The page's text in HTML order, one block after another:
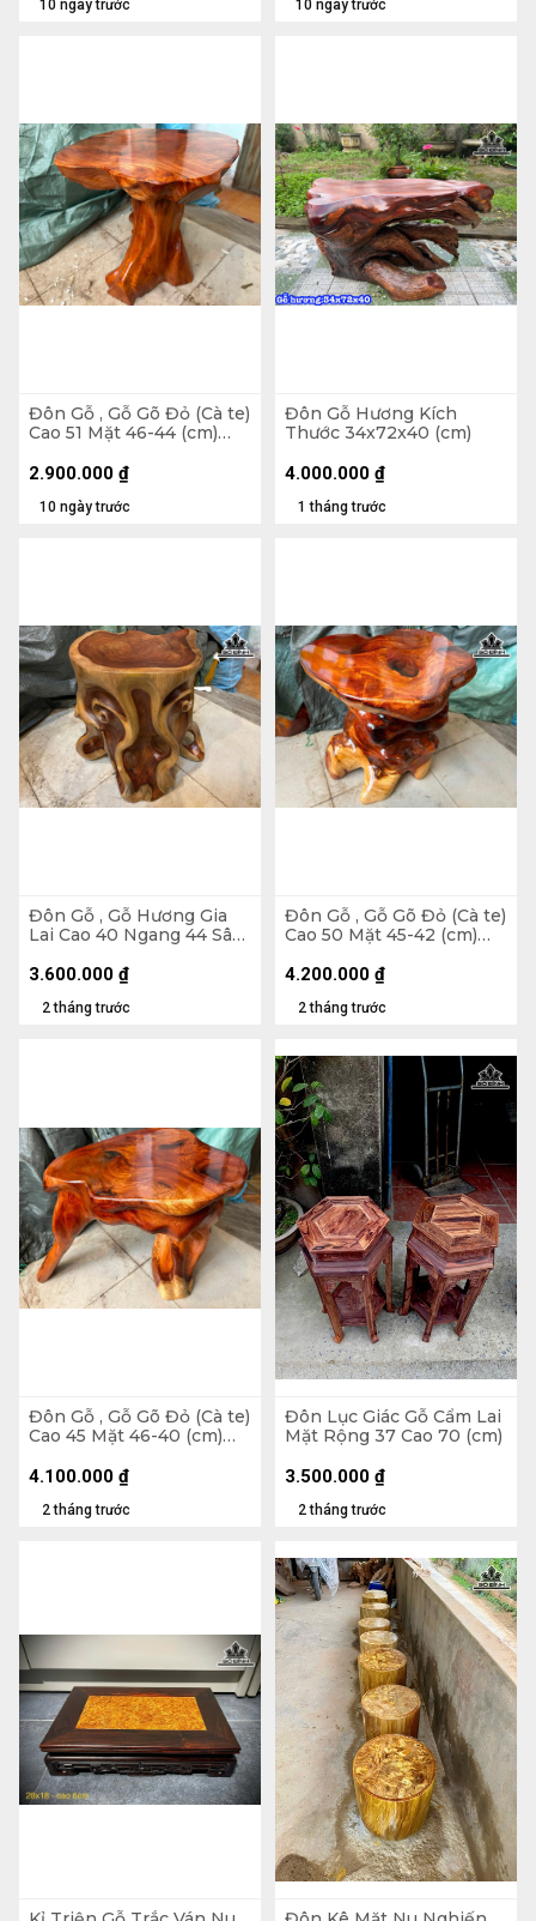
10 ngày trước 10 ngày trước
Đôn Gỗ , Gỗ Gõ Đỏ (Cà te)
Cao 51 Mặt 46-44 (cm)
10 ngày trước
2.900.000 ₫
Đôn Gỗ Hương Kích
Thước 34x72x40 (cm)
1 tháng trước
4.000.000 ₫
Đôn Gỗ , Gỗ Hương Gia
Lai Cao 40 Ngang 44 Sâu
2 tháng trước
3.600.000 ₫
Đôn Gỗ , Gỗ Gõ Đỏ (Cà te)
Cao 50 Mặt 45-42 (cm)
2 tháng trước
4.200.000 ₫
Đôn Gỗ , Gỗ Gõ Đỏ (Cà te)
Cao 45 Mặt 46-40 (cm)
2 tháng trước
4.100.000 ₫
Đôn Lục Giác Gỗ Cẩm Lai
Mặt Rộng 37 Cao 70 (cm)
2 tháng trước
3.500.000 ₫